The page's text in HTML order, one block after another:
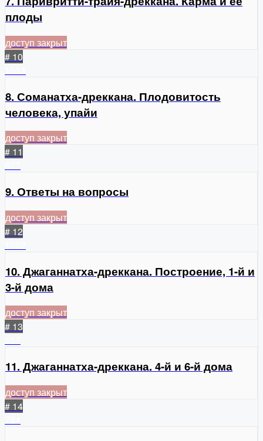
плоды
доступ закрыт
# 10
8. Соманатха-дреккана. Плодовитость
человека, упайи
доступ закрыт
# 11
9. Ответы на вопросы
доступ закрыт
# 12
10. Джаганнатха-дреккана. Построение, 1-й и
3-й дома
доступ закрыт
# 13
11. Джаганнатха-дреккана. 4-й и 6-й дома
доступ закрыт
# 14